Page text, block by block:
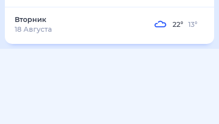
Вторник
18 Августа
22° 13°